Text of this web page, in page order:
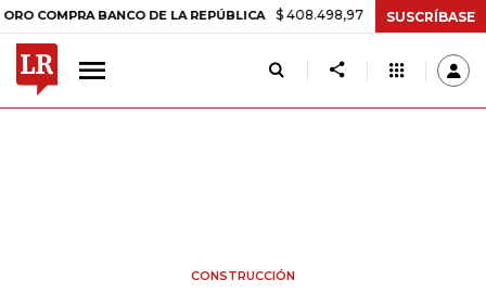
BANCO DE LA REPÚBLICA $ 408.498,97 +$ 8.753,81 +2,19%
SUSCRÍBASE
CONSTRUCCIÓN